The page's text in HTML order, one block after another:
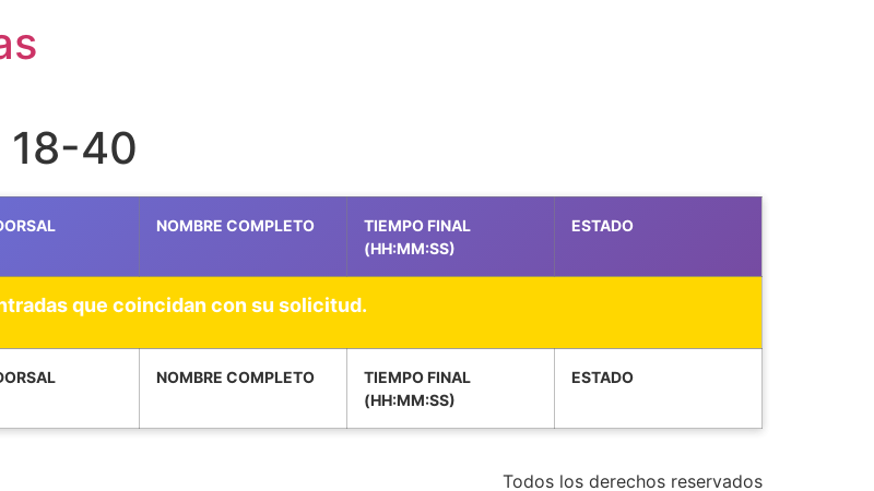
18-40
NOMBRE COMPLETO
TIEMPO FINAL
(HH:MM:SS)
ESTADO
que coincidan con su solicitud.
NOMBRE COMPLETO
TIEMPO FINAL
(HH:MM:SS)
ESTADO
Todos los derechos reservados